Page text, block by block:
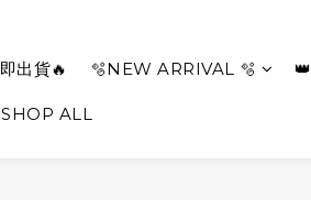
出貨🔥 🫧NEW ARRIVAL 🫧
SHOP ALL